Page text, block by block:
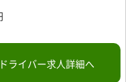
ドライバー求人詳細へ